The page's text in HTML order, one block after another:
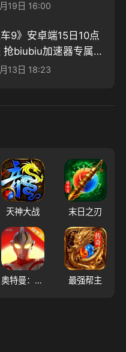
19日 16:00
车9》安卓端15日10点
抢biubiu加速器专属
13日 18:23
天神大战 末日之刃
奥特曼：超时空英雄 最强帮主